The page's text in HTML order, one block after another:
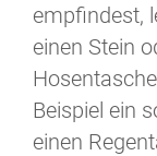
empfindest,
einen Stein
Beispiel ein
einen